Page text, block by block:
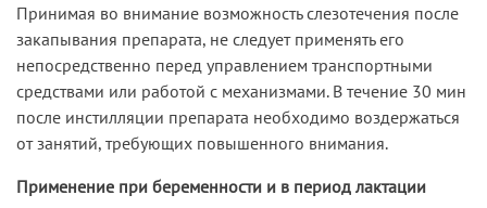
Принимая во внимание возможность слезотечения после
закапывания препарата, не следует применять его
непосредственно перед управлением транспортными
средствами или работой с механизмами. В течение 30 мин
после инстилляции препарата необходимо воздержаться
от занятий, требующих повышенного внимания.
Применение при беременности и в период лактации